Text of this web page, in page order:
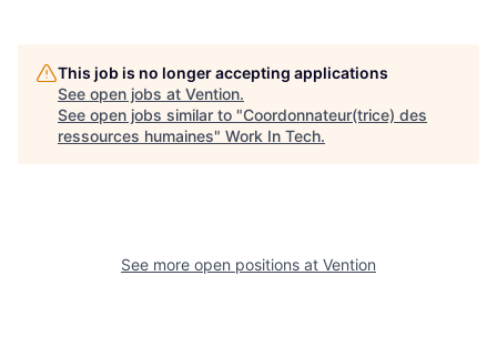
This job is no longer accepting applications
See open jobs at Vention.
See open jobs similar to "Coordonnateur(trice) des
ressources humaines" Work In Tech.
See more open positions at Vention